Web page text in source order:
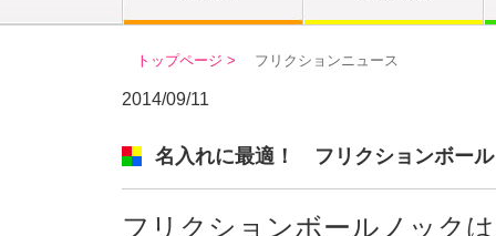
トップページ > フリクションニュース
2014/09/11
名入れに最適！ フリクションボー
フリクションボールノック